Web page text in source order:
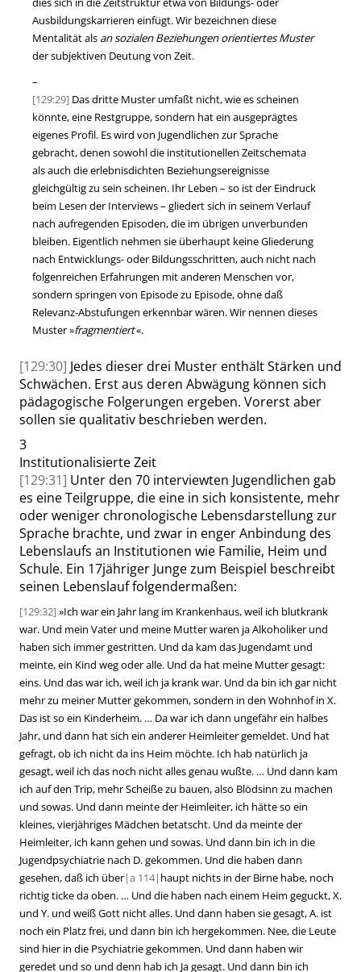
Ausbildungskarrieren einfügt. Wir bezeichnen diese
Mentalität als an sozialen Beziehungen orientiertes Muster
der subjektiven Deutung von Zeit.
–
[129:29] Das dritte Muster umfaßt nicht, wie es scheinen
könnte, eine Restgruppe, sondern hat ein ausgeprägtes
eigenes Profil. Es wird von Jugendlichen zur Sprache
gebracht, denen sowohl die institutionellen Zeitschemata
als auch die erlebnisdichten Beziehungsereignisse
gleichgültig zu sein scheinen. Ihr Leben – so ist der Eindruck
beim Lesen der Interviews – gliedert sich in seinem Verlauf
nach aufregenden Episoden, die im übrigen unverbunden
bleiben. Eigentlich nehmen sie überhaupt keine Gliederung
nach Entwicklungs- oder Bildungsschritten,auch nicht nach
folgenreichen Erfahrungen mit anderen Menschen vor,
sondern springen von Episode zu Episode, ohne daß
Relevanz-Abstufungen erkennbar wären. Wir nennen dieses
Muster»fragmentiert«.
[129:30] Jedes dieser drei Muster enthält Stärken und
Schwächen. Erst aus deren Abwägung können sich
pädagogische Folgerungen ergeben. Vorerst aber
sollen sie qualitativ beschrieben werden.
3
Institutionalisierte Zeit
[129:31] Unter den 70 interviewten Jugendlichen gab
es eine Teilgruppe, die eine in sich konsistente, mehr
oder weniger chronologische Lebensdarstellung zur
Sprache brachte, und zwar in enger Anbindung des
Lebenslaufs an Institutionen wie Familie, Heim und
Schule. Ein 17jähriger Junge zum Beispiel beschreibt
seinen Lebenslauf folgendermaßen:
[129:32]»Ich war ein Jahr lang im Krankenhaus, weil ich blutkrank
war. Und mein Vater und meine Mutter waren ja Alkoholiker und
haben sich immer gestritten. Und da kam das Jugendamt und
meinte, ein Kind weg oder alle. Und da hat meine Mutter gesagt:
eins. Und das war ich, weil ich ja krank war. Und da bin ich gar nicht
mehr zu meiner Mutter gekommen, sondern in den Wohnhof in X.
Das ist so ein Kinderheim. … Da war ich dann ungefähr ein halbes
Jahr, und dann hat sich ein anderer Heimleiter gemeldet. Und hat
gefragt, ob ich nicht da ins Heim möchte. Ich hab natürlich ja
gesagt, weil ich das noch nicht alles genau wußte. … Und dann kam
ich auf den Trip, mehr Scheiße zu bauen, also Blödsinn zu machen
und sowas. Und dann meinte der Heimleiter, ich hätte so ein
kleines, vierjähriges Mädchen betatscht. Und da meinte der
Heimleiter, ich kann gehen und sowas. Und dann bin ich in die
Jugendpsychiatrie nach D. gekommen. Und die haben dann
gesehen, daß ich über|a 114| haupt nichts in der Birne habe, noch
richtig ticke da oben. … Und die haben nach einem Heim geguckt, X.
und Y. und weiß Gott nicht alles. Und dann haben sie gesagt, A. ist
noch ein Platz frei, und dann bin ich hergekommen. Nee, die Leute
sind hier in die Psychiatrie gekommen. Und dann haben wir
geredet und so und denn hab ich Ja gesagt. Und dann bin ich